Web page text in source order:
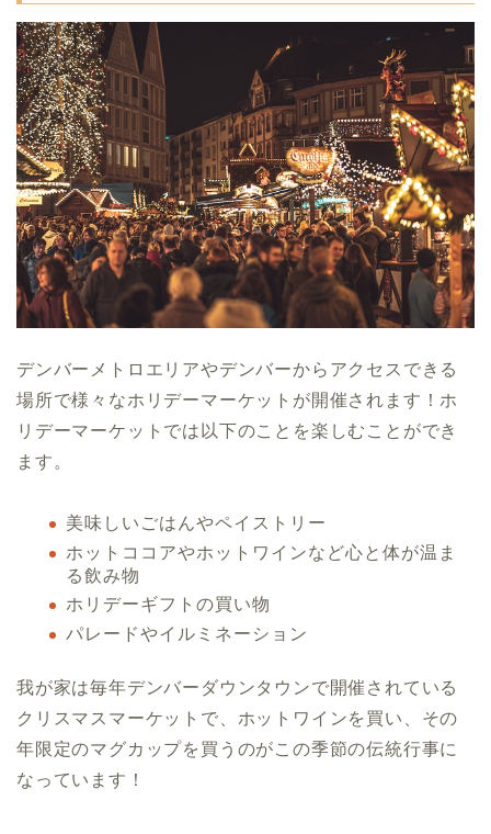
デンバーメトロエリアやデンバーからアクセスできる
場所で様々なホリデーマーケットが開催されます！ホ
リデーマーケットでは以下のことを楽しむことができ
ます。
美味しいごはんやペイストリー
ホットココアやホットワインなど心と体が温ま
る飲み物
ホリデーギフトの買い物
パレードやイルミネーション
我が家は毎年デンバーダウンタウンで開催されている
クリスマスマーケットで、ホットワインを買い、その
年限定のマグカップを買うのがこの季節の伝統行事に
なっています！